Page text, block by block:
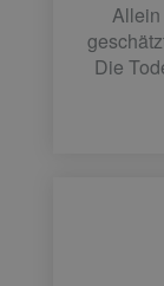
Allein
Die